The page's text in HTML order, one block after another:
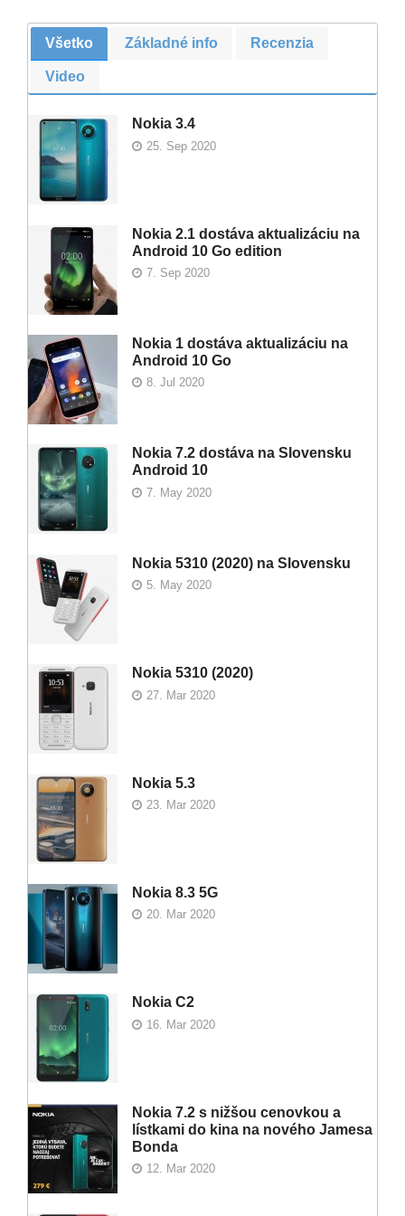
Všetko Základné info Recenzia
Video
Nokia 3.4
25. Sep 2020
Nokia 2.1 dostáva aktualizáciu na
Android 10 Go edition
7. Sep 2020
Nokia 1 dostáva aktualizáciu na
Android 10 Go
8. Jul 2020
Nokia 7.2 dostáva na Slovensku
Android 10
7. May 2020
Nokia 5310 (2020) na Slovensku
5. May 2020
Nokia 5310 (2020)
27. Mar 2020
Nokia 5.3
23. Mar 2020
Nokia 8.3 5G
20. Mar 2020
Nokia C2
16. Mar 2020
Nokia 7.2 s nižšou cenovkou a
lístkami do kina na nového Jamesa
Bonda
12. Mar 2020